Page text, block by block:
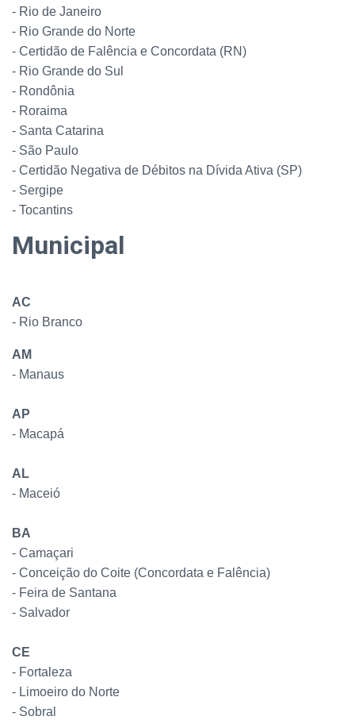
- Rio de Janeiro
- Rio Grande do Norte
- Certidão de Falência e Concordata (RN)
- Rio Grande do Sul
- Rondônia
- Roraima
- Santa Catarina
- São Paulo
- Certidão Negativa de Débitos na Dívida Ativa (SP)
- Sergipe
- Tocantins
Municipal
AC
- Rio Branco
AM
- Manaus
AP
- Macapá
AL
- Maceió
BA
- Camaçari
- Conceição do Coite (Concordata e Falência)
- Feira de Santana
- Salvador
CE
- Fortaleza
- Limoeiro do Norte
- Sobral